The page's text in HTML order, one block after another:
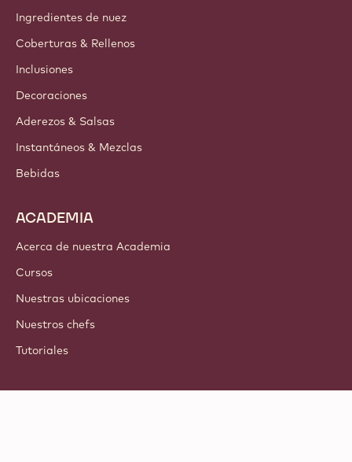
Ingredientes de nuez
Coberturas & Rellenos
Inclusiones
Decoraciones
Aderezos & Salsas
Instantáneos & Mezclas
Bebidas
ACADEMIA
Acerca de nuestra Academia
Cursos
Nuestras ubicaciones
Nuestros chefs
Tutoriales